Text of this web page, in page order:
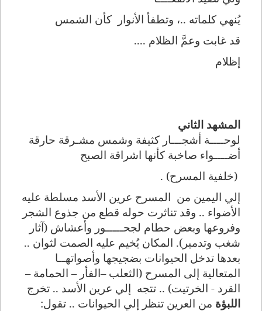
يُنهي كلماته ..، وتطفأ الأنوار
كأن الشمس
قد غابت وعمَّ الظلام ....
إظلام
المشهد الثاني
لوحــــة أشجـــار كثيفة وشمس مشـرقة حارقة
أضــــواء صاخبة كأنها اشراقة الصبح
(خلفية المسرح) .
إلي اليمين من المسرح عرين الأسد مسلطة عليه
الأضواء .. وقد تناثرت حوله قطع من جذوع الشجر
وفروعها وبعض حطام لجحـــــور وأعشاش (آثار
شغب وتدمير). المكان يُخيم عليه الصمت لثوان ..
بعدها تدخل الحيوانات بضجيجها وأصواتهــا
المتعالية إلى المسرح (الثعلب –الفأر – الحمامة –
القرد - الخرتيت) .. تتجه إلي عرين الأسد .. تخرج
اللبؤة من العرين تنظر إلي الحيوانات .. تقول: